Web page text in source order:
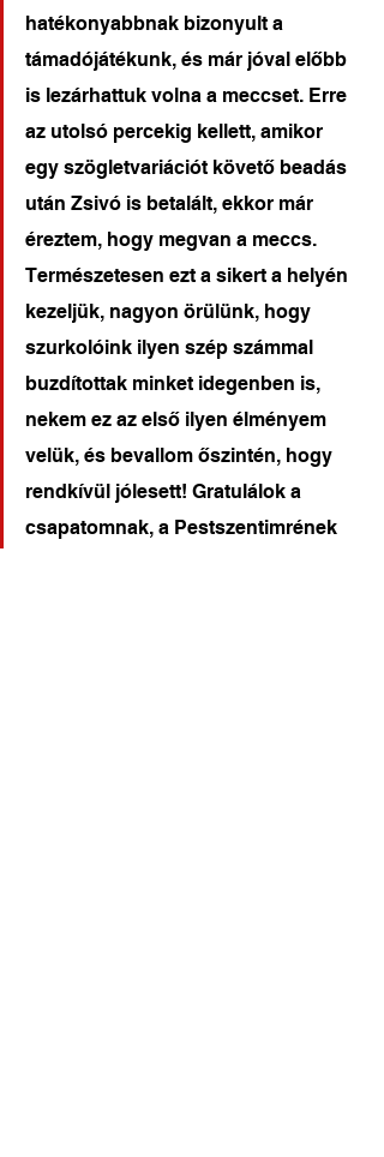
hatékonyabbnak bizonyult a
támadójátékunk, és már jóval előbb
is lezárhattuk volna a meccset. Erre
az utolsó percekig kellett, amikor
egy szögletvariációt követő beadás
után Zsivó is betalált, ekkor már
éreztem, hogy megvan a meccs.
Természetesen ezt a sikert a helyén
kezeljük, nagyon örülünk, hogy
szurkolóink ilyen szép számmal
buzdítottak minket idegenben is,
nekem ez az első ilyen élményem
velük, és bevallom őszintén, hogy
rendkívül jólesett! Gratulálok a
csapatomnak, a Pestszentimrének